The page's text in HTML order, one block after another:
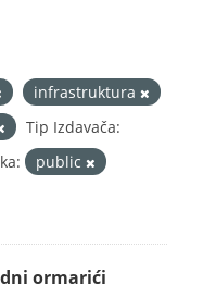
infrastruktura
Tip Izdavača:
public
ormarići